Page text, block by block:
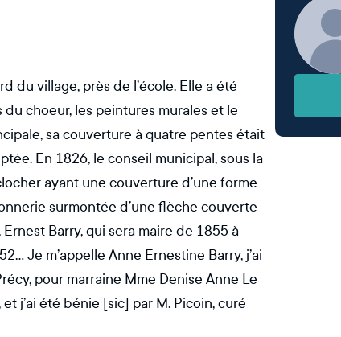
du village, près de l’école. Elle a été
choeur, les peintures murales et le
sa couverture à quatre pentes était
En 1826, le conseil municipal, sous la
ayant une couverture d’une forme
surmontée d’une flèche couverte
Barry, qui sera maire de 1855 à
Je m’appelle Anne Ernestine Barry, j’ai
pour marraine Mme Denise Anne Le
j’ai été bénie [sic] par M. Picoin, curé